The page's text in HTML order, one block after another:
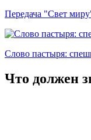
Передача "Свет
Слово пастыря:
Что должен